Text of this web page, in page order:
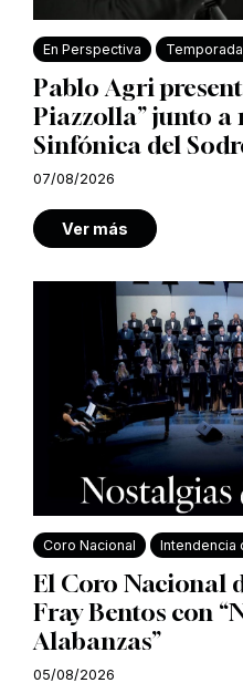
En Perspectiva
Pablo Agri
Piazzolla” junto a
Sinfónica del
07/08/2026
Ver más
Coro Nacional Intendencia
El Coro Nacional
Fray Bentos con
Alabanzas”
05/08/2026